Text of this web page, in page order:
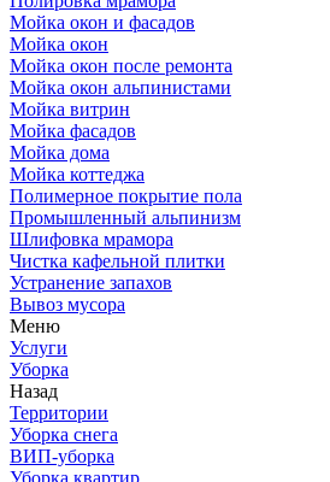
Мойка окон и фасадов
Мойка окон
Мойка окон после ремонта
Мойка окон альпинистами
Мойка витрин
Мойка фасадов
Мойка дома
Мойка коттеджа
Полимерное покрытие пола
Промышленный альпинизм
Шлифовка мрамора
Чистка кафельной плитки
Устранение запахов
Вывоз мусора
Меню
Услуги
Уборка
Назад
Территории
Уборка снега
ВИП-уборка
Уборка квартир